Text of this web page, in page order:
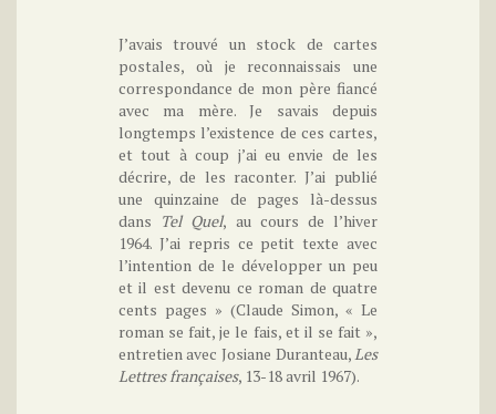
J’avais trouvé un stock de cartes
postales, où je reconnaissais une
correspondance de mon père fiancé
avec ma mère. Je savais depuis
longtemps l’existence de ces cartes,
et tout à coup j’ai eu envie de les
décrire, de les raconter. J’ai publié
une quinzaine de pages là-dessus
dans Tel Quel, au cours de l’hiver
1964. J’ai repris ce petit texte avec
l’intention de le développer un peu
et il est devenu ce roman de quatre
cents pages » (Claude Simon, « Le
roman se fait, je le fais, et il se fait »,
entretien avec Josiane Duranteau,Les
Lettres françaises, 13-18 avril 1967).